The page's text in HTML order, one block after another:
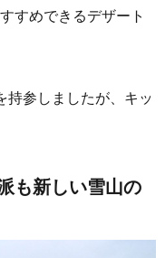
すめできるデザート
持参しましたが、キッ
も新しい雪山の